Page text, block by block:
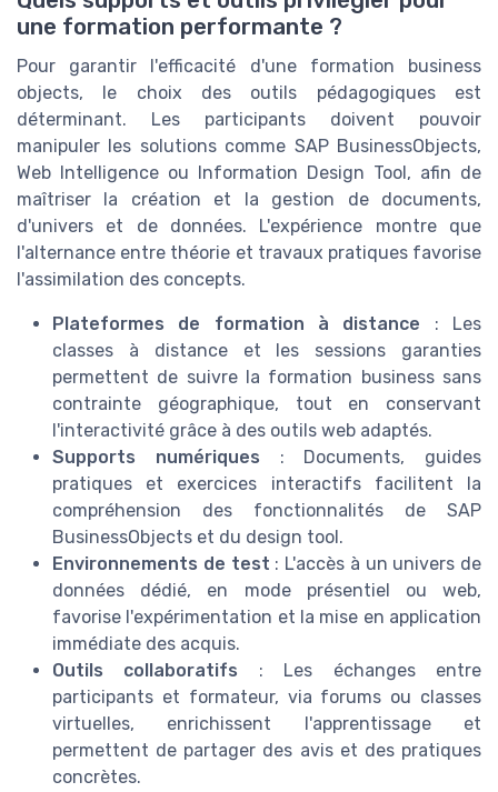
une formation performante ?
Pour garantir l'efficacité d'une formation business
objects, le choix des outils pédagogiques est
déterminant. Les participants doivent pouvoir
manipuler les solutions comme SAP BusinessObjects,
Web Intelligence ou Information Design Tool, afin de
maîtriser la création et la gestion de documents,
d'univers et de données. L'expérience montre que
l'alternance entre théorie et travaux pratiques favorise
l'assimilation des concepts.
Plateformes de formation à distance : Les
classes à distance et les sessions garanties
permettent de suivre la formation business sans
contrainte géographique, tout en conservant
l'interactivité grâce à des outils web adaptés.
Supports numériques : Documents, guides
pratiques et exercices interactifs facilitent la
compréhension des fonctionnalités de SAP
BusinessObjects et du design tool.
Environnements de test : L'accès à un univers de
données dédié, en mode présentiel ou web,
favorise l'expérimentation et la mise en application
immédiate des acquis.
Outils collaboratifs : Les échanges entre
participants et formateur, via forums ou classes
virtuelles, enrichissent l'apprentissage et
permettent de partager des avis et des pratiques
concrètes.